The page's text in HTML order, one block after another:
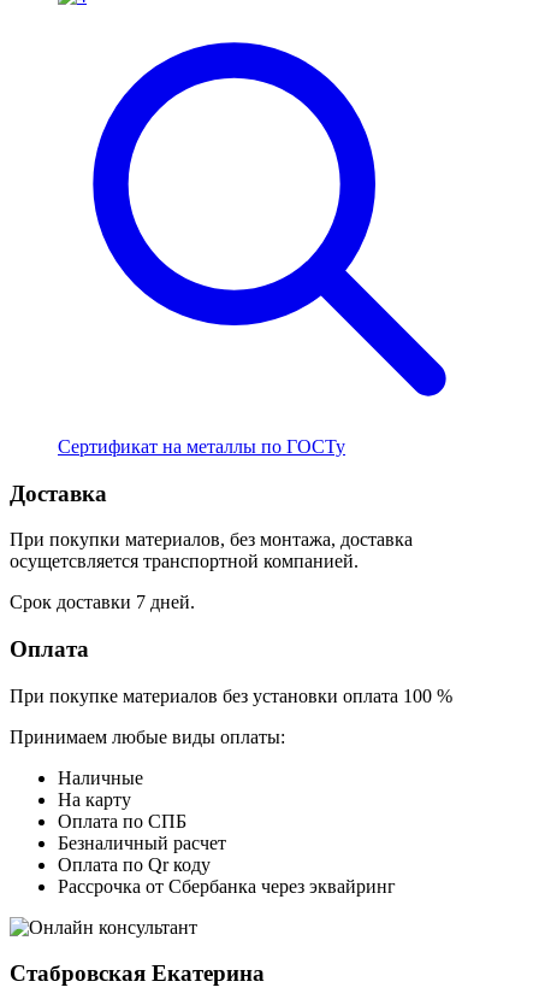
Сертификат на металлы по ГОСТу
Доставка
При покупки материалов, без монтажа, доставка
осущетсвляется транспортной компанией.
Срок доставки 7 дней.
Оплата
При покупке материалов без установки оплата 100 %
Принимаем любые виды оплаты:
Наличные
На карту
Оплата по СПБ
Безналичный расчет
Оплата по Qr коду
Рассрочка от Сбербанка через эквайринг
Стабровская Екатерина